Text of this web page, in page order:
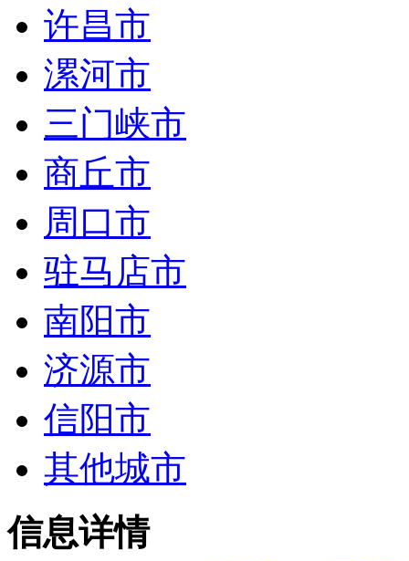
许昌市
漯河市
三门峡市
商丘市
周口市
驻马店市
南阳市
济源市
信阳市
其他城市
信息详情